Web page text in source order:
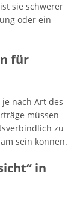
sie schwerer
oder ein
für
nach Art des
müssen
zu
sein können.
in